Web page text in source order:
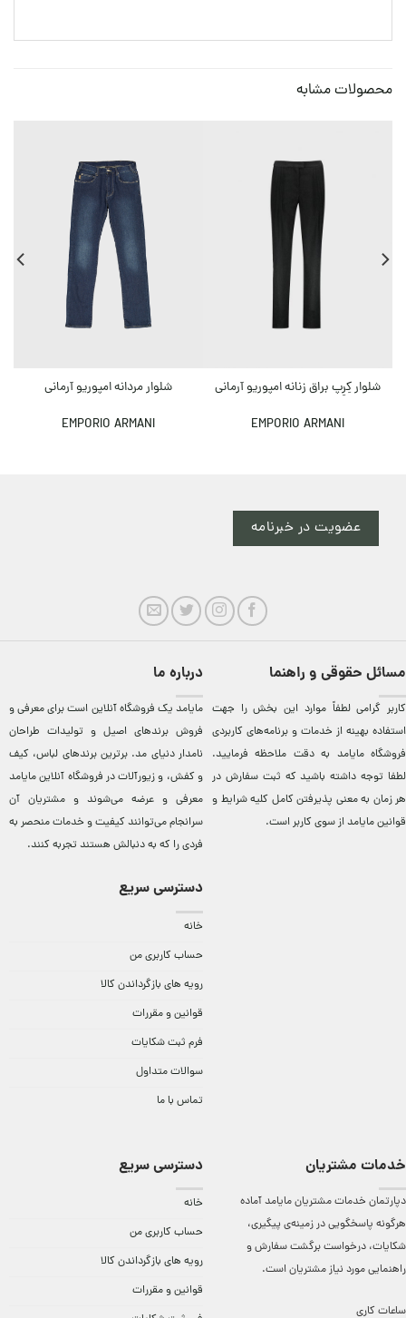
محصولات مشابه
شلوار کِرِپ براق زنانه امپوریو آرمانی
EMPORIO ARMANI
شلوار مردانه امپوریو آرمانی
EMPORIO ARMANI
عضویت در خبرنامه
مسائل حقوقی و راهنما
کاربر گرامی لطفاً موارد این بخش را جهت
استفاده بهینه از خدمات و برنامه‌‏های کاربردی
فروشگاه مایامد به دقت ملاحظه فرمایید.
لطفا توجه داشته باشید که ثبت سفارش در
هر زمان به معنی پذیرفتن کامل کلیهشرایط و
قوانین مایامداز سوی کاربر است.
درباره ما
مایامد يک فروشگاه آنلاين است برای معرفی و
فروش برندهای اصيل و توليدات طراحان
نامدار دنيای مد. برترين‌ برندهای لباس، کيف
و کفش، و زيورآلات در فروشگاه آنلاين مایامد
معرفی و عرضه می‌شوند و مشتريان آن
سرانجام می‌توانند کيفيت و خدمات منحصر به
فردی را که به دنبالش هستند تجربه کنند.
دسترسی سریع
خانه
حساب کاربری من
رویه های بازگرداندن کالا
قوانین و مقررات
فرم ثبت شکایات
سوالات متداول
تماس با ما
خدمات مشتریان
دپارتمان خدمات مشتریان مایامد آماده
هرگونه پاسخگویی در زمینه‌ی پیگیری،
شکایات، درخواست برگشت سفارش و
راهنمایی مورد نیاز مشتریان است.
ساعات کاری
دسترسی سریع
خانه
حساب کاربری من
رویه های بازگرداندن کالا
قوانین و مقررات